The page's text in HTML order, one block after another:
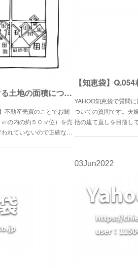
YAHOO知恵袋で質問
ついての質問です。夫
括の建て直しを目指し
【知恵袋】Q.053不動産取引における土地の面積について
不動産売買のことでお聞
の内の約５０㎡位）を売
れていないので正確な…
03Jun2022